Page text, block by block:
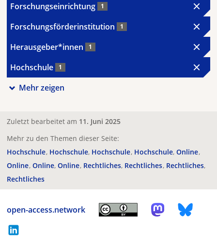
Forschungseinrichtung 1
Forschungsförderinstitution 1
Herausgeber*innen 1
Hochschule 1
Mehr zeigen
Zuletzt bearbeitet am 11. Juni 2025
Mehr zu den Themen dieser Seite:
Hochschule Hochschule Hochschule Hochschule Online
Online Online Online Rechtliches Rechtliches Rechtliches
Rechtliches
open-access.network